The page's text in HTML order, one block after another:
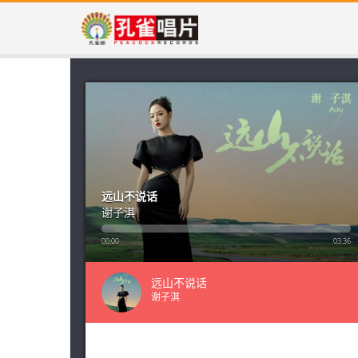
远山不说话
谢子淇
00:00 03:36
远山不说话
谢子淇